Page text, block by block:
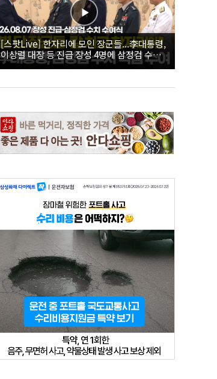
[스팟Live] 한자리에 모인 장군들...李대통령,
이상렬 대장 등 진급 장성 4명에 삼정검 수치
직접 수여｜26.08.07 장성 진급·삼정검 수치